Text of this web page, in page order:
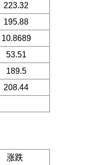
223.32
195.88
10.8689
53.51
189.5
208.44
涨跌